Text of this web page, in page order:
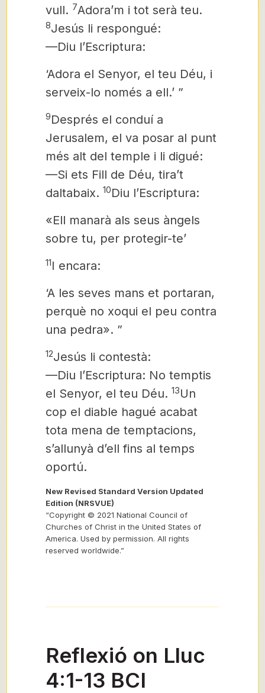
vull. 7Adora’m i tot serà teu.
8Jesús li respongué:
—Diu l’Escriptura:
‘Adora el Senyor, el teu Déu, i
serveix-lo només a ell.’ ”
9Després el conduí a
Jerusalem, el va posar al punt
més alt del temple i li digué:
—Si ets Fill de Déu, tira’t
daltabaix. 10Diu l’Escriptura:
«Ell manarà als seus àngels
sobre tu, per protegir-te’
11I encara:
‘A les seves mans et portaran,
perquè no xoqui el peu contra
una pedra». ”
12Jesús li contestà:
—Diu l’Escriptura: No temptis
el Senyor, el teu Déu. 13Un
cop el diable hagué acabat
tota mena de temptacions,
s’allunyà d’ell fins al temps
oportú.
New Revised Standard Version Updated
Edition (NRSVUE)
“Copyright © 2021 National Council of
Churches of Christ in the United States of
America. Used by permission. All rights
reserved worldwide.”
Reflexió on Lluc
4:1-13 BCI